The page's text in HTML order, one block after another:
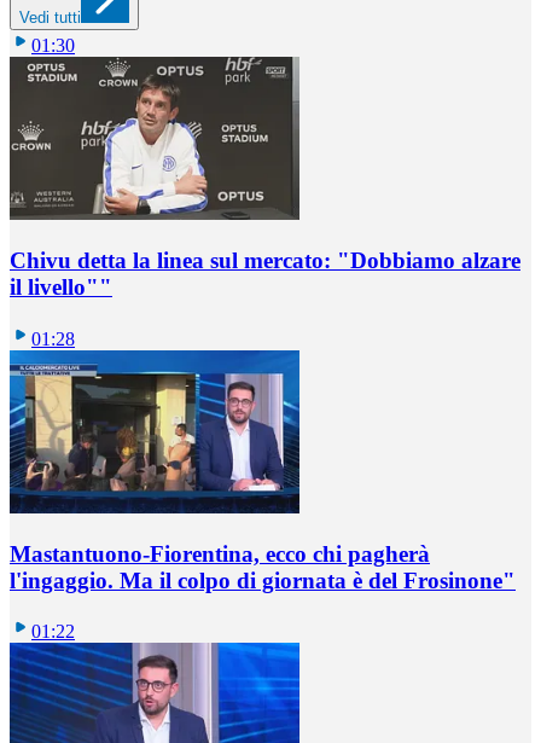
Vedi tutti
01:30
Chivu detta la linea sul mercato: "Dobbiamo alzare
il livello""
01:28
Mastantuono-Fiorentina, ecco chi pagherà
l'ingaggio. Ma il colpo di giornata è del Frosinone"
01:22